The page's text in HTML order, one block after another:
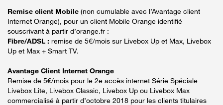
Remise client Mobile (non cumulable avec l’Avantage client
Internet Orange), pour un client Mobile Orange identifié
souscrivant à partir d’orange.fr :
Fibre/ADSL : remise de 5€/mois sur Livebox Up et Max, Livebox
Up et Max + Smart TV.
Avantage Client Internet Orange
Remise de 5€/mois pour le 2e accès internet Série Spéciale
Livebox Lite, Livebox Classic, Livebox Up ou Livebox Max
commercialisé à partir d’octobre 2018 pour les clients titulaires